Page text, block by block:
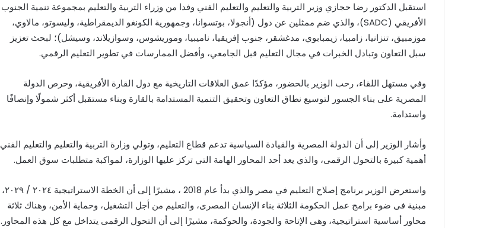
استقبل الدكتور رضا حجازي وزير التربية والتعليم والتعليم الفني وفدا من وزراء التربية والتعليم بمجموعة تنمية الجنوب
الأفريقي (SADC)، والذي ضم ممثلين عن دول (أنجولا، بوتسوانا، وجمهورية الكونغو الديمقراطية، وليسوتو، مالاوي،
موزمبيق، تنزانيا، زامبيا، زيمبابوي، مدغشقر، جنوب إفريقيا، ناميبيا، وموريشوس، وسوازيلاند، وسيشل)؛ لبحث تعزيز
سبل التعاون وتبادل الخبرات في مجال التعليم قبل الجامعي، وأفضل الممارسات في تطوير التعليم الرقمي.
وفي مستهل اللقاء، رحب الوزير بالحضور، مؤكدًا عمق العلاقات التاريخية مع دول القارة الأفريقية، وحرص الدولة
المصرية على بناء الجسور لتوسيع نطاق التعاون وتحقيق التنمية المستدامة بالقارة وبناء مستقبل أكثر شمولًا وإنصافًا
واستدامة.
وأشار الوزير إلى أن الدولة المصرية والقيادة السياسية تدعم قطاع التعليم، وتولي وزارة التربية والتعليم والتعليم الفني
أهمية كبيرة بالتحول الرقمى، والذي يعد أحد المحاور الهامة التي تركز عليها الوزارة، لمواكبة متطلبات سوق العمل.
واستعرض الوزير برنامج إصلاح التعليم في مصر والذي بدأ عام 2018 ، مشيرًا إلى أن الخطة الاستراتيجية ٢٠٢٤ / ٢٠٢٩،
مبنية فى ضوء برامج عمل الحكومة الثلاثة بناء الإنسان المصرى، والتعليم من أجل التشغيل، وحماية الأمن، وهناك ثلاثة
محاور أساسية استراتيجية، وهى الإتاحة والجودة، والحوكمة، مشيرًا إلى أن التحول الرقمى يتداخل مع كل هذه المحاور.